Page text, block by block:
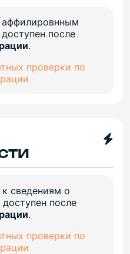
после
.
проверки по
сведениям о
после
.
проверки по